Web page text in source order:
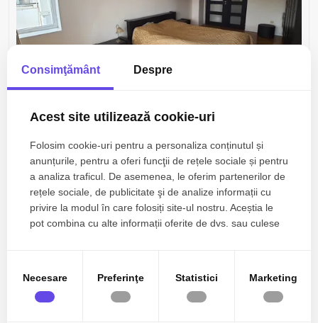
PIATA ALBA IULIA
Bucuresti, Unirii
60mp Etaj 7/8
Consimţământ Despre
Acest site utilizează cookie-uri
Folosim cookie-uri pentru a personaliza conținutul și
anunțurile, pentru a oferi funcţii de rețele sociale și pentru
a analiza traficul. De asemenea, le oferim partenerilor de
rețele sociale, de publicitate şi de analize informații cu
privire la modul în care folosiți site-ul nostru. Aceștia le
pot combina cu alte informații oferite de dvs. sau culese
Necesare Preferinţe Statistici Marketing